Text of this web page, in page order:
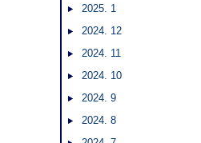
2025. 1
2024. 12
2024. 11
2024. 10
2024. 9
2024. 8